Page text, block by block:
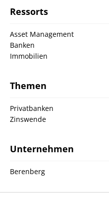
Ressorts
Asset Management
Banken
Immobilien
Themen
Privatbanken
Zinswende
Unternehmen
Berenberg